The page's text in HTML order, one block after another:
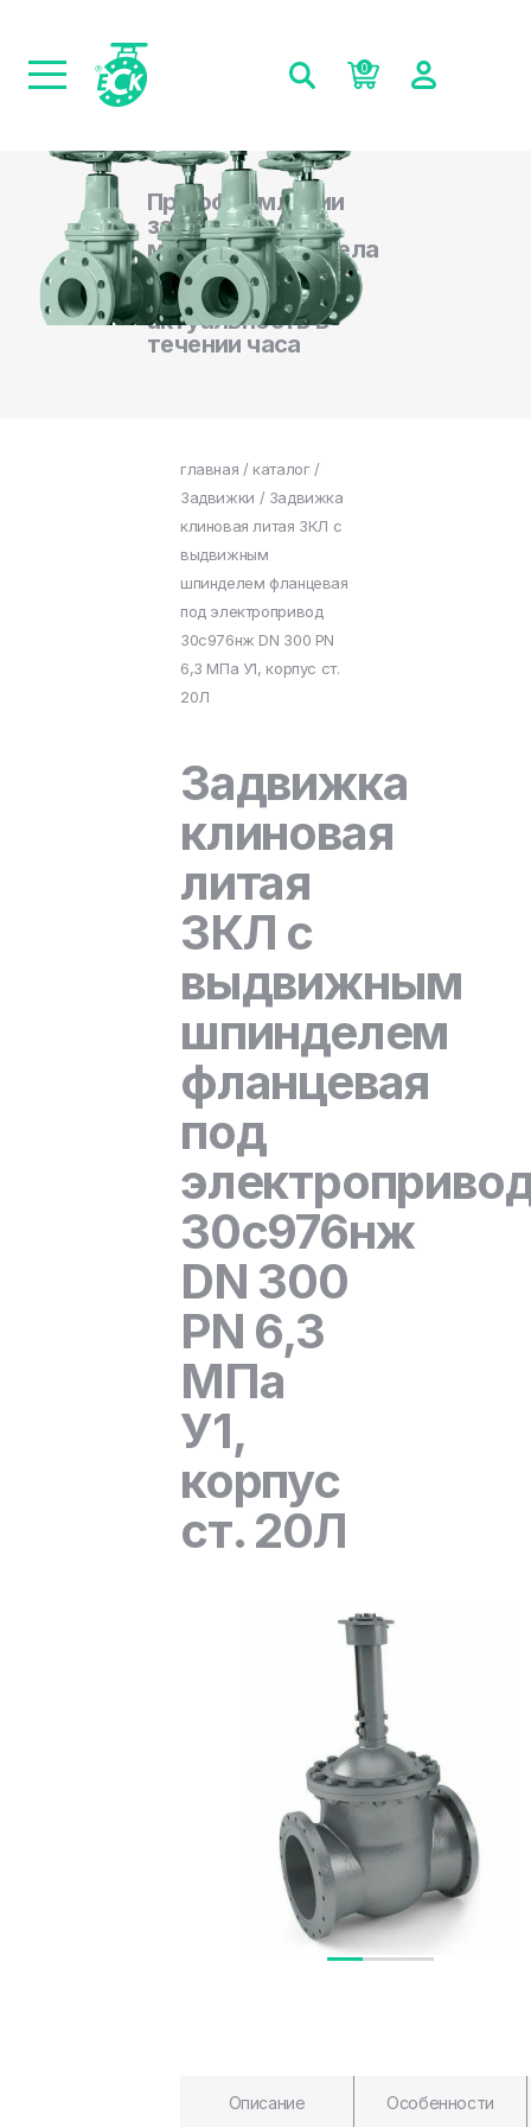
0
При оформлении
заказа на сайте,
менеджеры отдела
продаж
подтверждают
актуальность в
течении часа
главная / каталог/
Задвижки / Задвижка
клиновая литая ЗКЛ с
выдвижным
шпинделем фланцевая
под электропривод
30с976нж DN 300 PN
6,3 МПа У1, корпус ст.
20Л
Задвижка
клиновая
литая
ЗКЛ с
выдвижным
шпинделем
фланцевая
под
30с976нж
DN 300
PN 6,3
МПа
У1,
корпус
ст. 20Л
Описание Особенности